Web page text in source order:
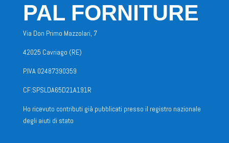
PAL FORNITURE
Via Don Primo Mazzolari, 7
42025 Cavriago (RE)
P.IVA 02487390359
CF:SPSLDA65D21A191R
Ho ricevuto contributi già pubblicati presso il registro nazionale
degli aiuti di stato